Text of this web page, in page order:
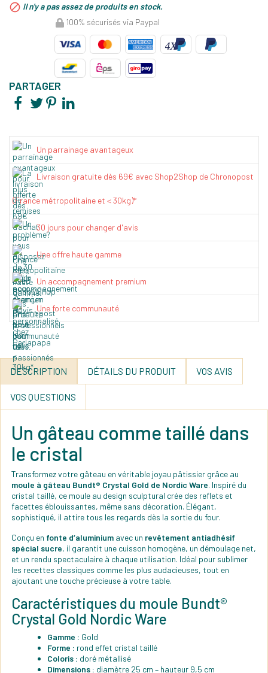
 Il n'y a pas assez de produits en stock.
100% sécurisés via Paypal
PARTAGER
Un parrainage avantageux
Livraison gratuite dès 69€ avec Shop2Shop de Chronopost
(France métropolitaine et < 30kg)*
30 jours pour changer d'avis
Une offre haute gamme
Un accompagnement premium
Une forte communauté
DESCRIPTION DÉTAILS DU PRODUIT VOS AVIS
VOS QUESTIONS
Un gâteau comme taillé dans
le cristal
Transformez votre gâteau en véritable joyau pâtissier grâce au
moule à gâteau Bundt® Crystal Gold de Nordic Ware. Inspiré du
cristal taillé, ce moule au design sculptural crée des reflets et
facettes éblouissantes, même sans décoration. Élégant,
sophistiqué, il attire tous les regards dès la sortie du four.
Conçu en fonte d’aluminium avec un revêtement antiadhésif
spécial sucre, il garantit une cuisson homogène, un démoulage net,
et un rendu spectaculaire à chaque utilisation. Idéal pour sublimer
les recettes classiques comme les plus audacieuses, tout en
ajoutant une touche précieuse à votre table.
Caractéristiques du moule Bundt®
Crystal Gold Nordic Ware
Gamme : Gold
Forme : rond effet cristal taillé
Coloris : doré métallisé
Dimensions : diamètre 25 cm – hauteur 9,5 cm